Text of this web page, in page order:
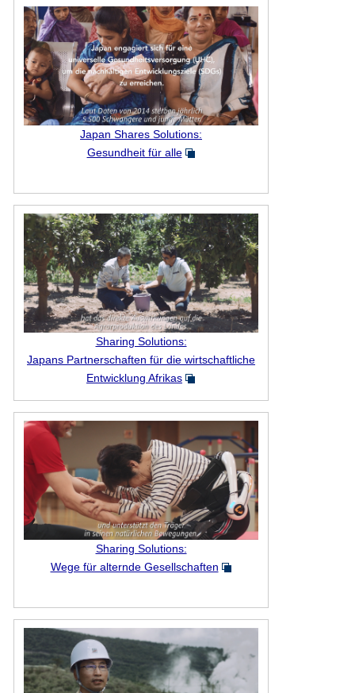
Japan Shares Solutions:
Gesundheit für alle
Sharing Solutions:
Japans Partnerschaften für die wirtschaftliche
Entwicklung Afrikas
Sharing Solutions:
Wege für alternde Gesellschaften